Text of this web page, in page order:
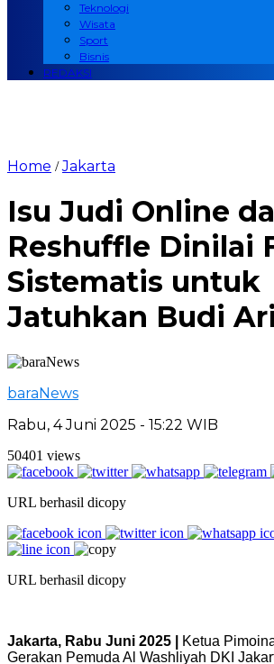
Teknologi
Wisata
Sport
Bisnis
REDAKSI
Home /Jakarta
Isu Judi Online
Reshuffle Dinilai
Sistematis untuk
Jatuhkan Budi
baraNews
Rabu, 4 Juni 2025 - 15:22 WIB
50401 views
URL berhasil dicopy
URL berhasil dicopy
Jakarta, Rabu Juni 2025 |
Ketua
Gerakan Pemuda Al Washliyah DKI